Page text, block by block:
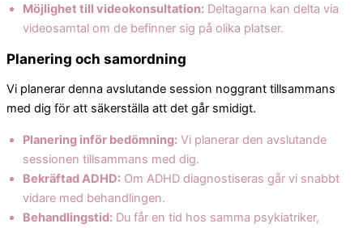
Möjlighet till videokonsultation: Deltagarna kan delta via
videosamtal om de befinner sig på olika platser.
Planering och samordning
Vi planerar denna avslutande session noggrant tillsammans
med dig för att säkerställa att det går smidigt.
Planering inför bedömning: Vi planerar den avslutande
sessionen tillsammans med dig.
Bekräftad ADHD: Om ADHD diagnostiseras går vi snabbt
vidare med behandlingen.
Behandlingstid: Du får en tid hos samma psykiatriker,